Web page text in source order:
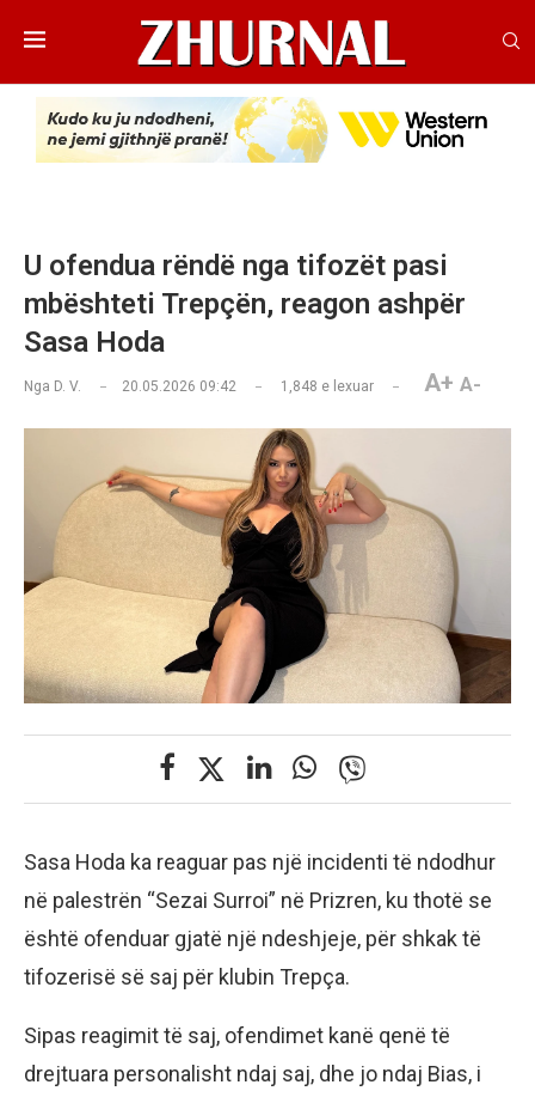
U ofendua rëndë nga tifozët pasi
mbështeti Trepçën, reagon ashpër
Sasa Hoda
Nga D. V. 20.05.2026 09:42 1,848 e lexuar A+ A-
Sasa Hoda ka reaguar pas një incidenti të ndodhur
në palestrën “Sezai Surroi” në Prizren, ku thotë se
është ofenduar gjatë një ndeshjeje, për shkak të
tifozerisë së saj për klubin Trepça.
Sipas reagimit të saj, ofendimet kanë qenë të
drejtuara personalisht ndaj saj, dhe jo ndaj Bias, i